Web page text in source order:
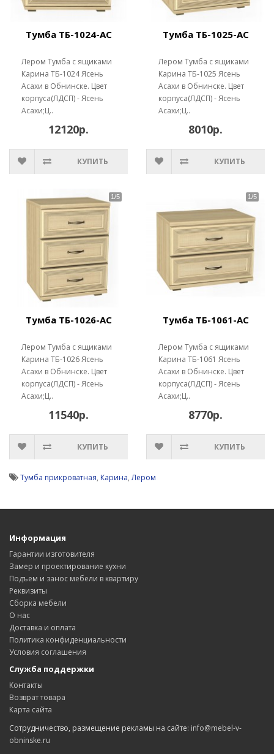
Тумба ТБ-1024-АС
Лером Тумба с ящиками
Карина ТБ-1024 Ясень
Асахи в Обнинске. Цвет
корпуса(ЛДСП) - Ясень
Асахи;Ц..
12120р.
КУПИТЬ
Тумба ТБ-1025-АС
Лером Тумба с ящиками
Карина ТБ-1025 Ясень
Асахи в Обнинске. Цвет
корпуса(ЛДСП) - Ясень
Асахи;Ц..
8010р.
КУПИТЬ
Тумба ТБ-1026-АС
Лером Тумба с ящиками
Карина ТБ-1026 Ясень
Асахи в Обнинске. Цвет
корпуса(ЛДСП) - Ясень
Асахи;Ц..
11540р.
КУПИТЬ
Тумба ТБ-1061-АС
Лером Тумба с ящиками
Карина ТБ-1061 Ясень
Асахи в Обнинске. Цвет
корпуса(ЛДСП) - Ясень
Асахи;Ц..
8770р.
КУПИТЬ
Тумба прикроватная, Карина,Лером
Информация
Гарантии изготовителя
Замер и проектирование кухни
Подъем и занос мебели в квартиру
Реквизиты
Сборка мебели
О нас
Доставка и оплата
Политика конфиденциальности
Условия соглашения
Служба поддержки
Контакты
Возврат товара
Карта сайта
Сотрудничество, размещение рекламы на сайте: info@mebel-v-
obninske.ru